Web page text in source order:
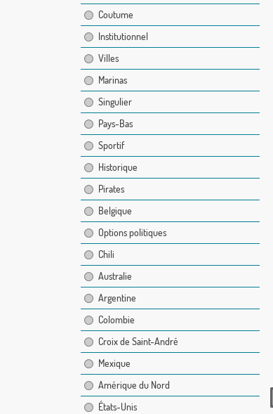
Coutume
Institutionnel
Villes
Marinas
Singulier
Pays-Bas
Sportif
Historique
Pirates
Belgique
Options politiques
Chili
Australie
Argentine
Colombie
Croix de Saint-André
Mexique
Amérique du Nord
États-Unis